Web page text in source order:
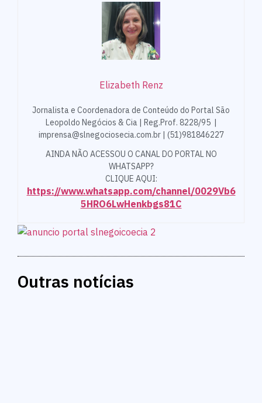
Elizabeth Renz
Jornalista e Coordenadora de Conteúdo do Portal São
Leopoldo Negócios & Cia | Reg.Prof. 8228/95 |
imprensa@slnegociosecia.com.br | (51)981846227
AINDA NÃO ACESSOU O CANAL DO PORTAL NO
WHATSAPP?
CLIQUE AQUI:
https://www.whatsapp.com/channel/0029Vb6
5HRO6LwHenkbgs81C
Outras notícias